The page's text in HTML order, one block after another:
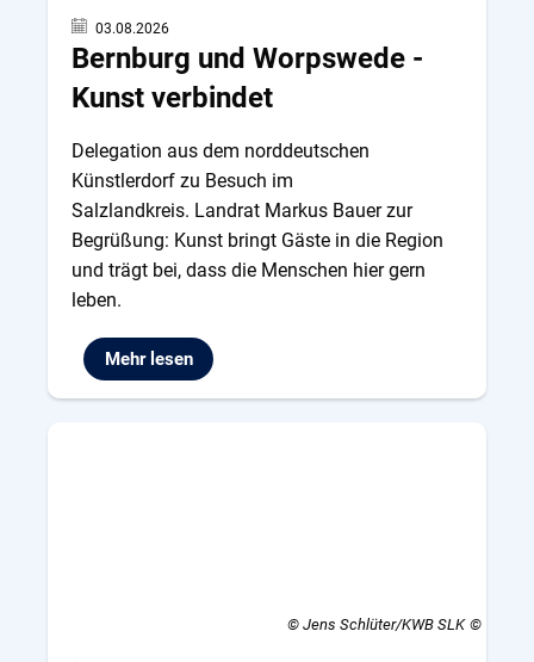
03.08.2026
Bernburg und Worpswede -
Kunst verbindet
Delegation aus dem norddeutschen
Künstlerdorf zu Besuch im
Salzlandkreis. Landrat Markus Bauer zur
Begrüßung: Kunst bringt Gäste in die Region
und trägt bei, dass die Menschen hier gern
leben.
Mehr lesen
© Jens Schlüter/KWB SLK